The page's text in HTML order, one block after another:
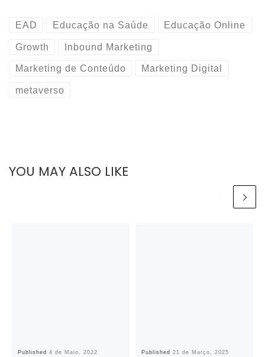
EAD Educação na Saúde Educação Online
Growth Inbound Marketing
Marketing de Conteúdo Marketing Digital
metaverso
YOU MAY ALSO LIKE
Published4 de Maio, 2022 Published21 de Março, 2025